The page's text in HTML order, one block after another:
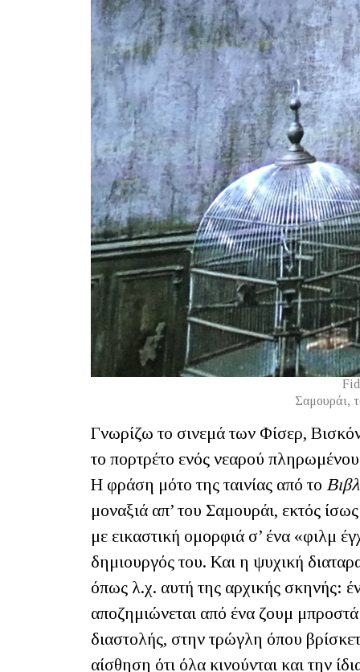
Σαμουράι,
Γνωρίζω το σινεμά των Φίσερ,
το πορτρέτο ενός νεαρού
Η φράση μότο της ταινίας από το
μοναξιά απ’ του Σαμουράι, εκτός
με εικαστική ομορφιά σ’ ένα «φιλμ
δημιουργός του. Και η ψυχική
όπως λ.χ. αυτή της αρχικής σκηνής:
αποζημιώνεται από ένα ζουμ
διαστολής, στην τρώγλη όπου
αίσθηση ότι όλα κινούνται και την